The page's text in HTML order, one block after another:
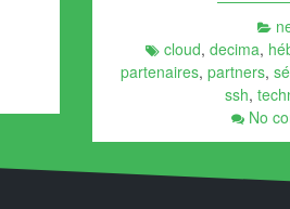
cloud,decima,
partenaires, partners,
ssh,
No